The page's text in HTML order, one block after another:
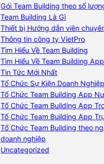
Gói Team Building theo số
Team Building Là Gì
Thiết bị Hướng dẫn viên
Thông tin công ty VietPro
Tìm Hiểu Về Team Building
Tìm Hiểu Về Team Building App
Tin Tức Mới Nhất
Tổ Chức Sự Kiện Doanh Nghiệp
Tổ Chức Team Building App
Tổ Chức Team Building App
Tổ Chức Team Building App
Tổ Chức Team Building theo
doanh nghiệp
Uncategorized